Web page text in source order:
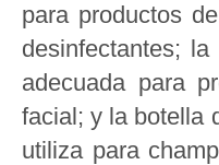
para productos
desinfectantes;
adecuada para
facial; y la botella
utiliza para